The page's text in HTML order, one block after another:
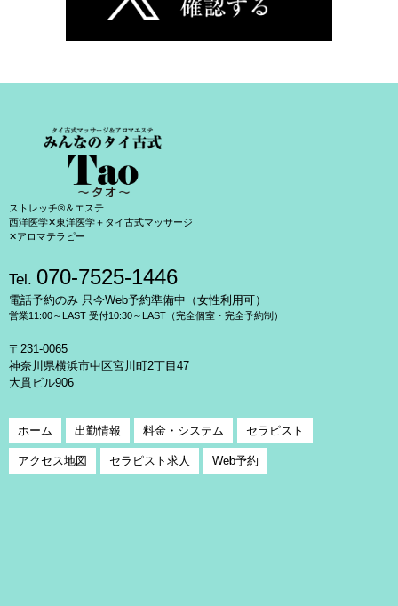
ストレッチ®＆エステ
西洋医学✕東洋医学＋タイ古式マッサージ
✕アロマテラピー
Tel. 070-7525-1446
電話予約のみ 只今Web予約準備中（女性利用可）
営業11:00～LAST 受付10:30～LAST（完全個室・完全予約制）
〒231-0065
神奈川県横浜市中区宮川町2丁目47
大貫ビル906
ホーム 出勤情報 料金・システム セラピスト
アクセス地図 セラピスト求人 Web予約